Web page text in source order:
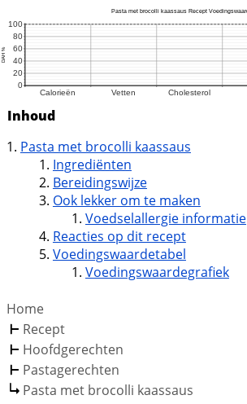
Inhoud
Pasta met brocolli kaassaus
Ingrediënten
Bereidingswijze
Ook lekker om te maken
Voedselallergie informatie
Reacties op dit recept
Voedingswaardetabel
Voedingswaardegrafiek
Home
Recept
Hoofdgerechten
Pastagerechten
Pasta met brocolli kaassaus